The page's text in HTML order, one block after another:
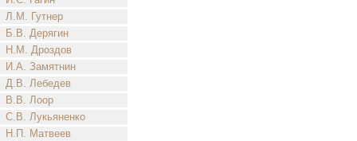
Л.М. Гутнер
Б.В. Дерягин
Н.М. Дроздов
И.А. Замятнин
Д.В. Лебедев
В.В. Лоор
С.В. Лукьяненко
Н.П. Матвеев